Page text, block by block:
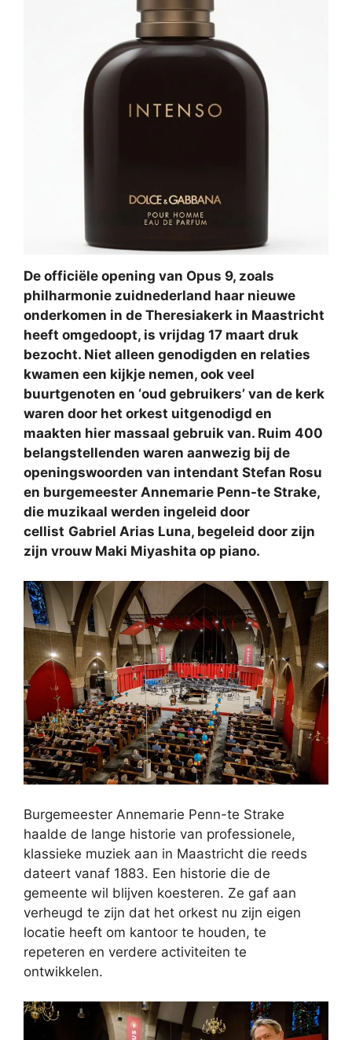
De officiële opening van Opus 9, zoals
philharmonie zuidnederland haar nieuwe
onderkomen in de Theresiakerk in Maastricht
heeft omgedoopt, is vrijdag 17 maart druk
bezocht. Niet alleen genodigden en relaties
kwamen een kijkje nemen, ook veel
buurtgenoten en ‘oud gebruikers’ van de kerk
waren door het orkest uitgenodigd en
maakten hier massaal gebruik van. Ruim 400
belangstellenden waren aanwezig bij de
openingswoorden van intendant Stefan Rosu
en burgemeester Annemarie Penn-te Strake,
die muzikaal werden ingeleid door
cellist Gabriel Arias Luna, begeleid door zijn
zijn vrouw Maki Miyashita op piano.
Burgemeester Annemarie Penn-te Strake
haalde de lange historie van professionele,
klassieke muziek aan in Maastricht die reeds
dateert vanaf 1883. Een historie die de
gemeente wil blijven koesteren. Ze gaf aan
verheugd te zijn dat het orkest nu zijn eigen
locatie heeft om kantoor te houden, te
repeteren en verdere activiteiten te
ontwikkelen.